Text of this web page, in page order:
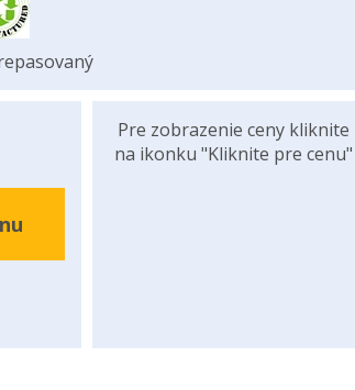
Pre zobrazenie ceny kliknite
na ikonku "Kliknite pre cenu"